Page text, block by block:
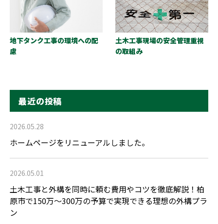
地下タンク工事の環境への配
慮
土木工事現場の安全管理重視
の取組み
最近の投稿
2026.05.28
ホームページをリニューアルしました。
2026.05.01
土木工事と外構を同時に頼む費用やコツを徹底解説！柏
原市で150万〜300万の予算で実現できる理想の外構プラ
ン